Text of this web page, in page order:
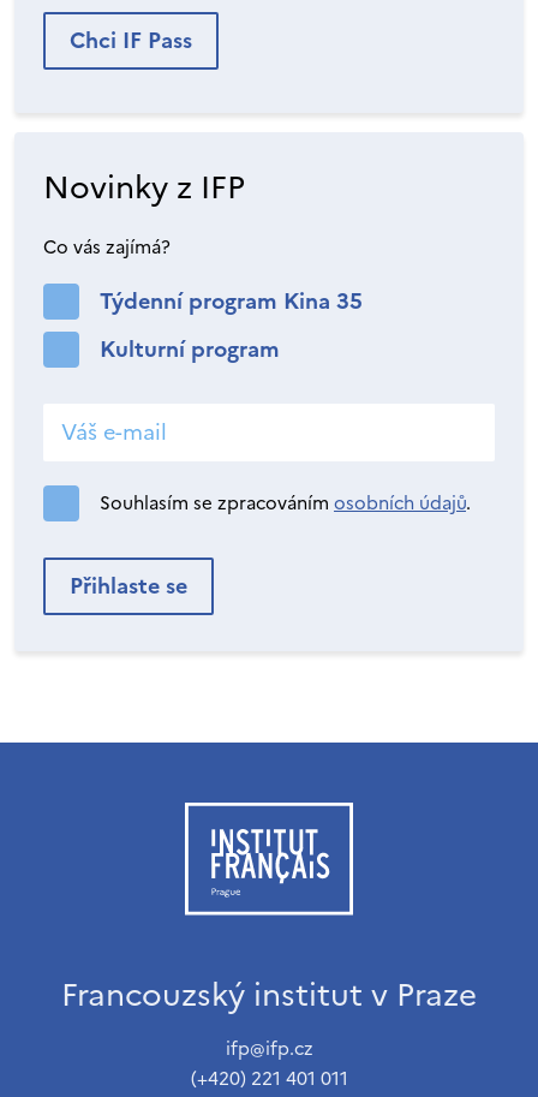
Chci IF Pass
Novinky z IFP
Co vás zajímá?
Týdenní program Kina 35
Kulturní program
Souhlasím se zpracováním osobních údajů.
Francouzský institut v Praze
ifp@ifp.cz
(+420) 221 401 011